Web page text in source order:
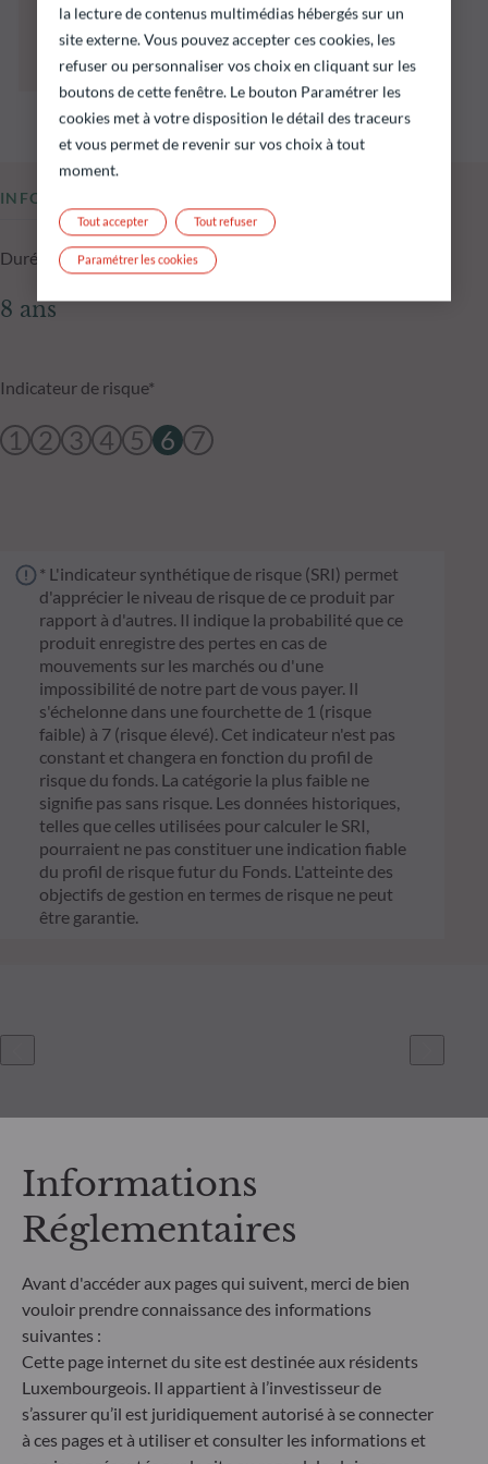
sont pas constantes dans le temps.
L’atteinte des objectifs d’investissement ne
peut être garantie.
INFORMATIONS CLÉS
Durée d'investissement conseillée
8 ans
Indicateur de risque*
1 2 3 4 5 6 7
* L'indicateur synthétique de risque (SRI) permet
d'apprécier le niveau de risque de ce produit par
rapport à d'autres. Il indique la probabilité que ce
produit enregistre des pertes en cas de
mouvements sur les marchés ou d'une
impossibilité de notre part de vous payer. Il
s'échelonne dans une fourchette de 1 (risque
faible) à 7 (risque élevé). Cet indicateur n'est pas
constant et changera en fonction du profil de
risque du fonds. La catégorie la plus faible ne
signifie pas sans risque. Les données historiques,
telles que celles utilisées pour calculer le SRI,
pourraient ne pas constituer une indication fiable
du profil de risque futur du Fonds. L'atteinte des
objectifs de gestion en termes de risque ne peut
être garantie.
12 boulevard de la Madeleine
75440 Paris Cedex 09
France
+33 1 44 51 80 28
Société de Gestion de Portefeuille agréée par l’Autorité des
Marchés Financiers sous le numéro GP99011
* Entité responsable du site internet
Informations
Réglementaires
Avant d'accéder aux pages qui suivent, merci de bien
vouloir prendre connaissance des informations
suivantes :
Cette page internet du site est destinée aux résidents
Luxembourgeois. Il appartient à l’investisseur de
s’assurer qu’il est juridiquement autorisé à se connecter
à ces pages et à utiliser et consulter les informations et
la lecture de contenus multimédias hébergés sur un
site externe. Vous pouvez accepter ces cookies, les
refuser ou personnaliser vos choix en cliquant sur les
boutons de cette fenêtre. Le bouton Paramétrer les
cookies met à votre disposition le détail des traceurs
et vous permet de revenir sur vos choix à tout
moment.
Tout refuser
Tout accepter
Paramétrer les cookies